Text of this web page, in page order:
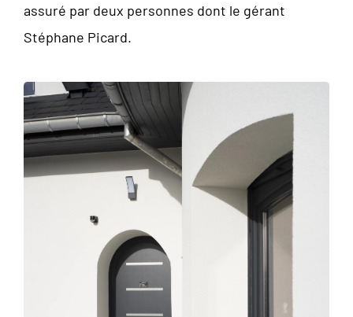
assuré par deux personnes dont le gérant
Stéphane Picard.